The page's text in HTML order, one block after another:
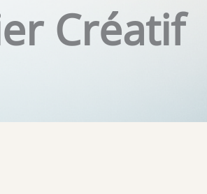
Créatif